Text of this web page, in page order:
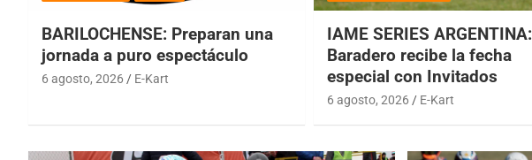
BARILOCHENSE: Preparan una
jornada a puro espectáculo
6 agosto, 2026 E-Kart
IAME SERIES ARGENTINA:
Baradero recibe la fecha
especial con Invitados
6 agosto, 2026 E-Kart